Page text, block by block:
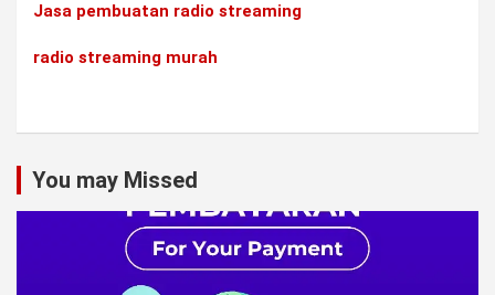
Jasa pembuatan radio streaming
radio streaming murah
You may Missed